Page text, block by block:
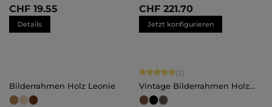
CHF 19.55
Details
CHF 221.70
Jetzt konfigurieren
Bilderrahmen Holz Leonie
Durchschnittliche Bewertung von 5
(2)
Vintage Bilderrahmen Holz
Elena